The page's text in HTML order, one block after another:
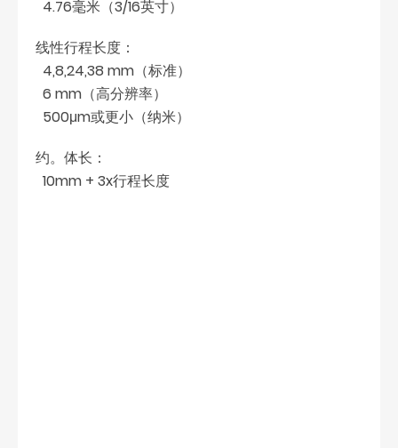
4.76毫米（3/16英寸）
线性行程长度：
4,8,24,38 mm（标准）
6 mm（高分辨率）
500μm或更小（纳米）
约。体长：
10mm + 3x行程长度